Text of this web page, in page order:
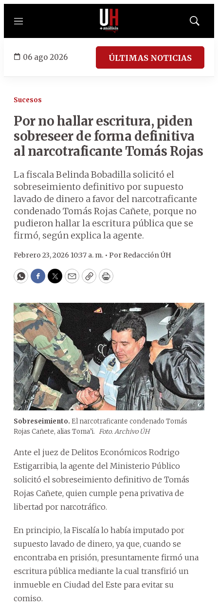
Menú
Mostrar
06 ago 2026 ÚLTIMAS NOTICIAS
Sucesos
Por no hallar escritura, piden
sobreseer de forma definitiva
al narcotraficante Tomás Rojas
La fiscala Belinda Bobadilla solicitó el
sobreseimiento definitivo por supuesto
lavado de dinero a favor del narcotraficante
condenado Tomás Rojas Cañete, porque no
pudieron hallar la escritura pública que se
firmó, según explica la agente.
Febrero 23, 2026 10:37 a. m. • Por Redacción ÚH
WhatsApp
Facebook
Twitter
EmailCopyPrint
Sobreseimiento. El narcotraficante condenado Tomás
Rojas Cañete, alias Toma’i. Foto. Archivo ÚH
Ante el juez de Delitos Económicos Rodrigo
Estigarribia, la agente del Ministerio Público
solicitó el sobreseimiento definitivo de Tomás
Rojas Cañete, quien cumple pena privativa de
libertad por narcotráfico.
En principio, la Fiscalía lo había imputado por
supuesto lavado de dinero, ya que, cuando se
encontraba en prisión, presuntamente firmó una
escritura pública mediante la cual transfirió un
inmueble en Ciudad del Este para evitar su
comiso.